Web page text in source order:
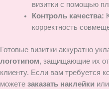
визитки с помощью
Контроль качества:
корректность
Готовые визитки аккуратно
логотипом, защищающие их
клиенту. Если вам требуется
можете заказать наклейки или